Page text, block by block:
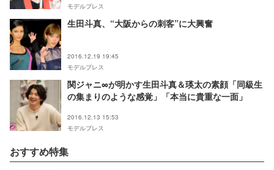
モデルプレス
生田斗真、“大阪からの刺客”に大興奮
2016.12.19 19:45
モデルプレス
関ジャニ∞が明かす生田斗真＆瑛太の素顔「同級生
の集まりのような感覚」「本当に貴重な一面」
2016.12.13 15:53
モデルプレス
おすすめ特集